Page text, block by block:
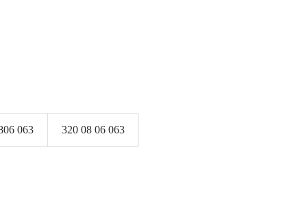
063 320 08 06 063